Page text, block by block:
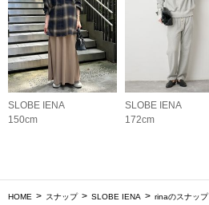
SLOBE IENA
150cm
SLOBE IENA
172cm
HOME スナップ SLOBE IENA rinaのスナップ